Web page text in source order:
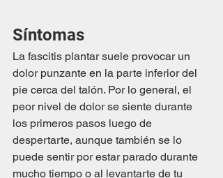
Síntomas
La fascitis plantar suele provocar un
dolor punzante en la parte inferior del
pie cerca del talón. Por lo general, el
peor nivel de dolor se siente durante
los primeros pasos luego de
despertarte, aunque también se lo
puede sentir por estar parado durante
mucho tiempo o al levantarte de tu